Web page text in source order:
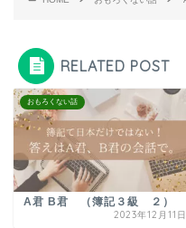
RELATED POST
おもろくない話
A君 B君 （簿記３級 ２）
2023年12月11日